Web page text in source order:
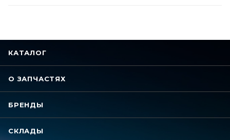
КАТАЛОГ
О ЗАПЧАСТЯХ
БРЕНДЫ
СКЛАДЫ